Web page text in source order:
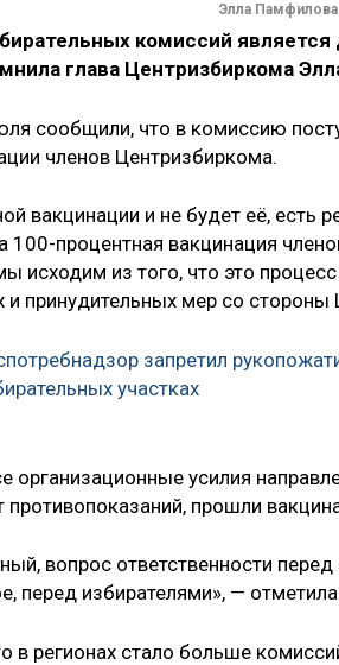
Элла Памфилова
комиссий является
глава Центризбиркома
сообщили, что в комиссию
членов Центризбиркома.
вакцинации и не будет её, есть
100-процентная вакцинация
исходим из того, что это
и принудительных мер со стороны
запретил
участках
организационные усилия
противопоказаний, прошли
вопрос ответственности
перед избирателями», —
в регионах стало больше